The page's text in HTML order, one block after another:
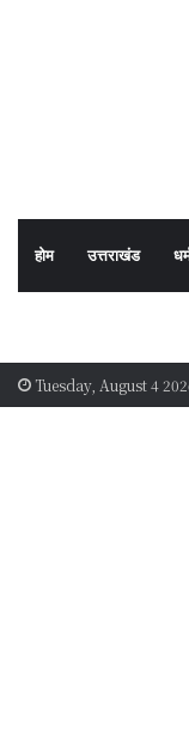
होम उत्तराखंड
Tuesday, August 4